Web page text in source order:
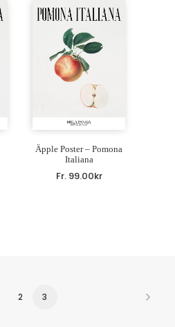
Äpple Poster – Pomona
Italiana
Fr. 99.00kr
2 3